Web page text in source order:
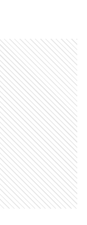
al